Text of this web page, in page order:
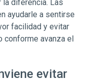
la diferencia. Las
ayudarle a sentirse
facilidad y evitar
conforme avanza el
evitar